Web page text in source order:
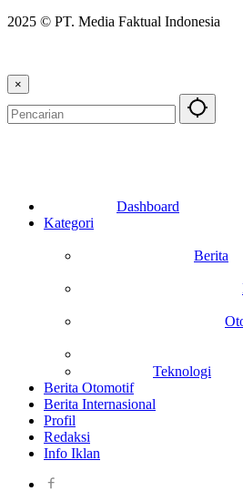
2025 © PT. Media Faktual Indonesia
×
Dashboard
Kategori
Berita
Teknologi
Berita Otomotif
Berita Internasional
Profil
Redaksi
Info Iklan